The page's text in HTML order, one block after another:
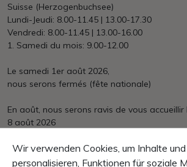
Suisse (Herzogenbuchsee)
Lundi-Jeudi: 8.00-11.45 | 13.00-17.30
Vendredi: 8.00-11.45 | 13.00-16.00
1. Samedi du mois: 9.00-12.00
Le samedi 1er août 2026,
nous serons fermés (fête nationale)
En août, nous serons ravis de vous accueillir
8 août 2026
Expédition
en ligne dès prix CHF 150.- franco domicile
Wir verwenden Cookies, um Inhalte
personalisieren, Funktionen für soziale